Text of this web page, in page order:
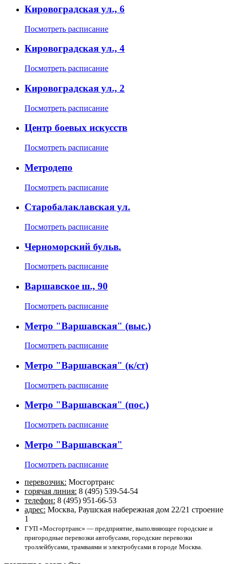
Кировоградская ул., 6
Посмотреть расписание
Кировоградская ул., 4
Посмотреть расписание
Кировоградская ул., 2
Посмотреть расписание
Центр боевых искусств
Посмотреть расписание
Метродепо
Посмотреть расписание
Старобалаклавская ул.
Посмотреть расписание
Черноморский бульв.
Посмотреть расписание
Варшавское ш., 90
Посмотреть расписание
Метро "Варшавская" (выс.)
Посмотреть расписание
Метро "Варшавская" (к/ст)
Посмотреть расписание
Метро "Варшавская" (пос.)
Посмотреть расписание
Метро "Варшавская"
Посмотреть расписание
перевозчик: Мосгортранс
горячая линия: 8 (495) 539-54-54
телефон: 8 (495) 951-66-53
адрес: Москва, Раушская набережная дом 22/21 строение
1
ГУП «Мосгортранс» — предприятие, выполняющее городские и
пригородные перевозки автобусами, городские перевозки
троллейбусами, трамваями и электробусами в городе Москва.